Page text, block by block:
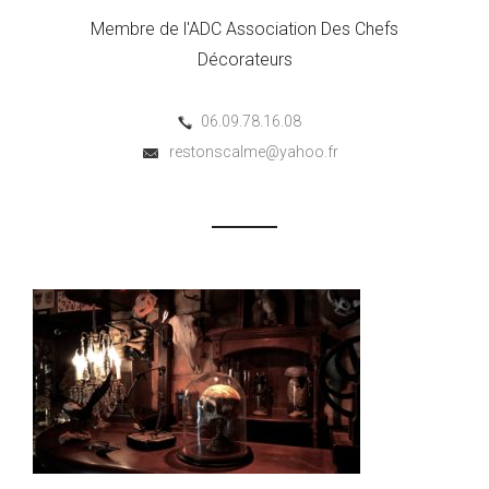
Membre de l'ADC Association Des Chefs
Décorateurs
06.09.78.16.08
restonscalme@yahoo.fr